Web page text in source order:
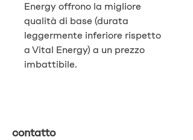
Energy offrono la migliore
qualità di base (durata
leggermente inferiore rispetto
a Vital Energy) a un prezzo
imbattibile.
contatto